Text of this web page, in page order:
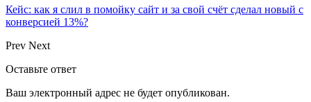
Кейс: как я слил в помойку сайт и за свой счёт сделал новый с
конверсией 13%?
Prev Next
Оставьте ответ
Ваш электронный адрес не будет опубликован.